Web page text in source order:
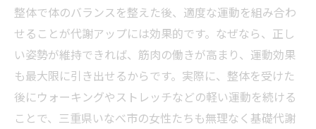
整体で体のバランスを整えた後、適度な運動を組み合わ
せることが代謝アップには効果的です。なぜなら、正し
い姿勢が維持できれば、筋肉の働きが高まり、運動効果
も最大限に引き出せるからです。実際に、整体を受けた
後にウォーキングやストレッチなどの軽い運動を続ける
ことで、三重県いなべ市の女性たちも無理なく基礎代謝